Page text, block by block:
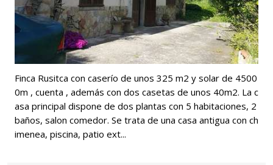
Finca Rusitca con caserío de unos 325 m2 y solar de 4500
0m , cuenta , además con dos casetas de unos 40m2. La c
asa principal dispone de dos plantas con 5 habitaciones, 2
baños, salon comedor. Se trata de una casa antigua con ch
imenea, piscina, patio ext...